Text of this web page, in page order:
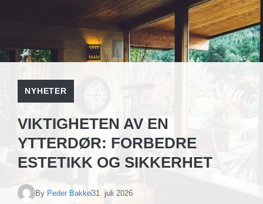
NYHETER
VIKTIGHETEN AV EN
YTTERDØR: FORBEDRE
ESTETIKK OG SIKKERHET
By Peder Bakke31. juli 2026